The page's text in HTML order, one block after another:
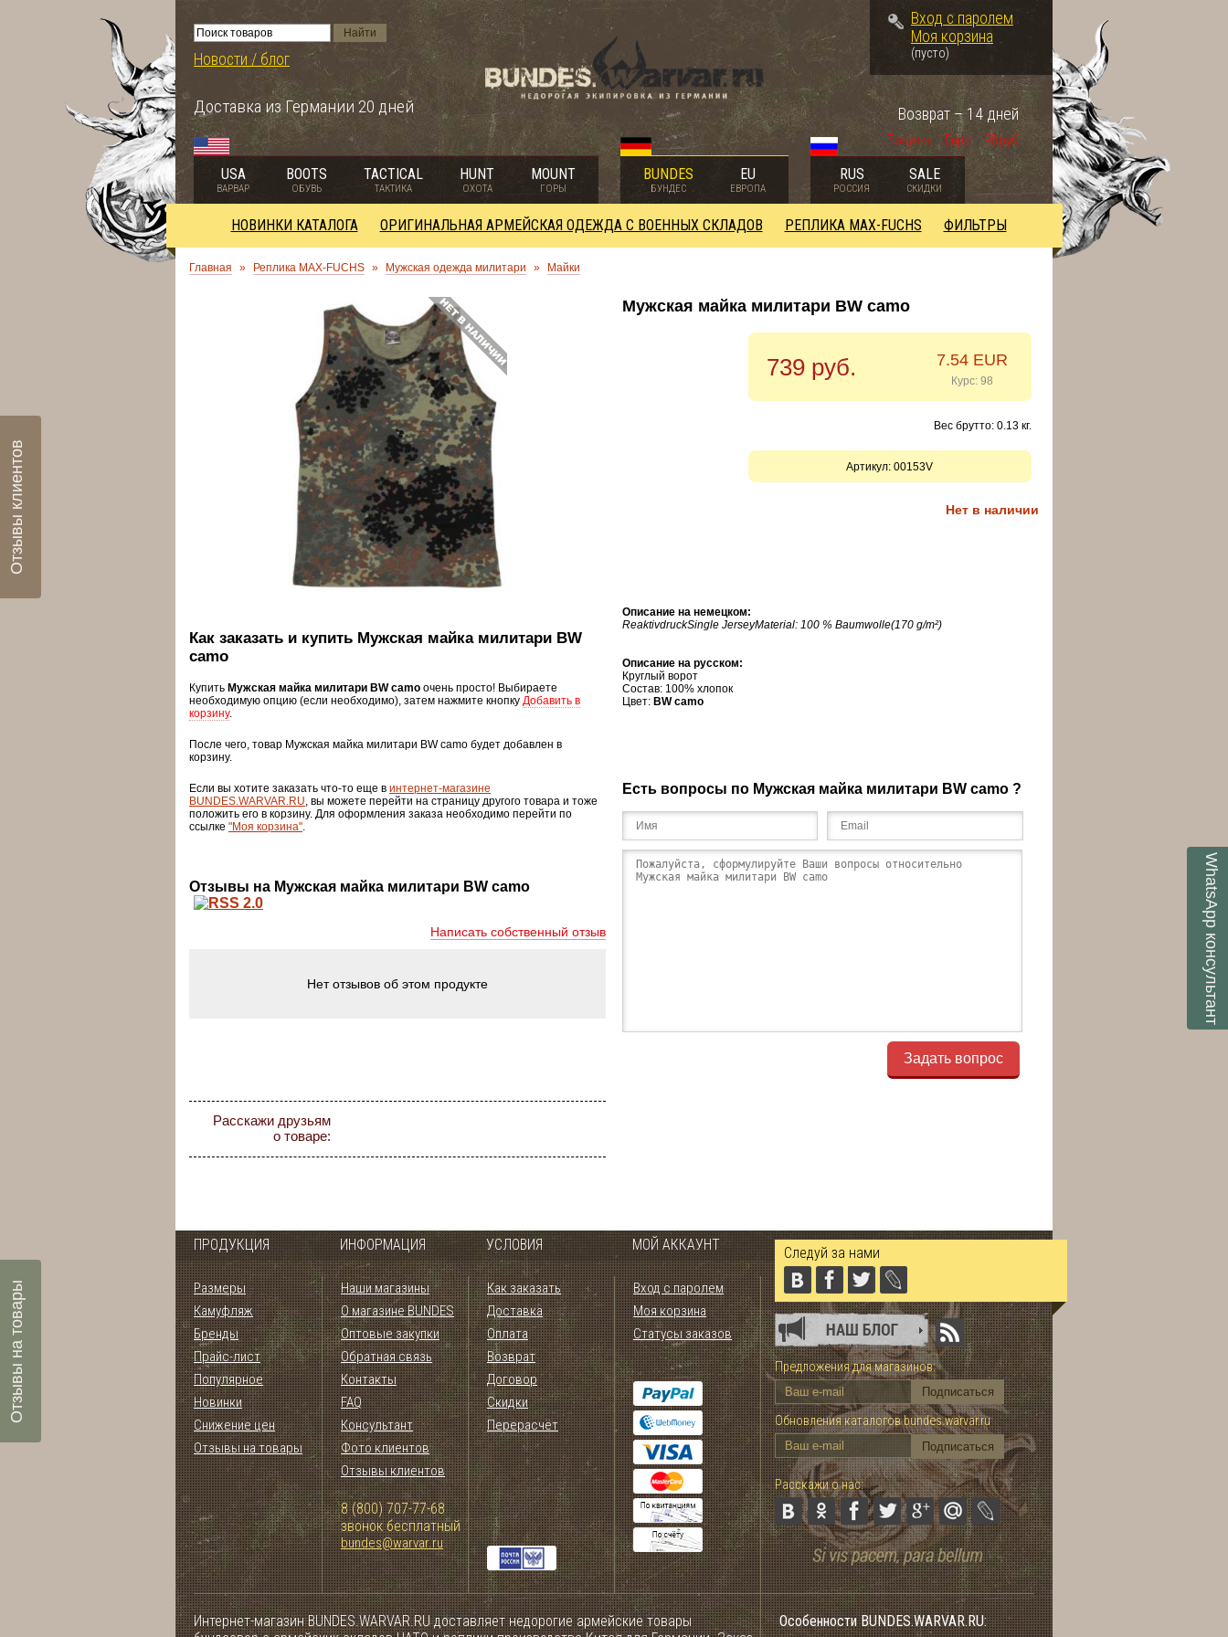
Новости / блог
Доставка из Германии 20 дней
Вход с паролем
Моя корзина
(пусто)
Покупка 1 Евро – 98 руб.
Возврат – 14 дней
USA
ВАРВАР
BOOTS
ОБУВЬ
TACTICAL
ТАКТИКА
HUNT
ОХОТА
MOUNT
ГОРЫ
BUNDES
БУНДЕС
EU
ЕВРОПА
RUS
РОССИЯ
SALE
СКИДКИ
НОВИНКИ КАТАЛОГА ОРИГИНАЛЬНАЯ АРМЕЙСКАЯ ОДЕЖДА С ВОЕННЫХ СКЛАДОВ РЕПЛИКА MAX-FUCHS ФИЛЬТРЫ
Главная » Реплика MAX-FUCHS » Мужская одежда милитари » Майки
Как заказать и купить Мужская майка милитари BW
camo
Купить Мужская майка милитари BW camo очень просто! Выбираете
необходимую опцию (если необходимо), затем нажмите кнопку Добавить в
корзину.
После чего, товар Мужская майка милитари BW camo будет добавлен в
корзину.
Если вы хотите заказать что-то еще в интернет-магазине
BUNDES.WARVAR.RU, вы можете перейти на страницу другого товара и тоже
положить его в корзину. Для оформления заказа необходимо перейти по
ссылке "Моя корзина".
Отзывы на Мужская майка милитари BW camo
Написать собственный отзыв
Нет отзывов об этом продукте
Расскажи друзьям
о товаре:
Мужская майка милитари BW camo
739 руб. 7.54 EUR
Курс: 98
Вес брутто: 0.13 кг.
Артикул: 00153V
Нет в наличии
Описание на немецком:
ReaktivdruckSingle JerseyMaterial: 100 % Baumwolle(170 g/m²)
Описание на русском:
Круглый ворот
Состав: 100% хлопок
Цвет: BW camo
Есть вопросы по Мужская майка милитари BW camo ?
Задать вопрос
ПРОДУКЦИЯ ИНФОРМАЦИЯ УСЛОВИЯ МОЙ АККАУНТ
Размеры
Камуфляж
Бренды
Прайс-лист
Популярное
Новинки
Снижение цен
Отзывы на товары
Наши магазины
О магазине BUNDES
Оптовые закупки
Обратная связь
Контакты
FAQ
Консультант
Фото клиентов
Отзывы клиентов
8 (800) 707-77-68
звонок бесплатный
bundes@warvar.ru
Как заказать
Доставка
Оплата
Возврат
Договор
Скидки
Перерасчёт
Вход с паролем
Моя корзина
Статусы заказов
Следуй за нами
Предложения для магазинов:
Обновления каталогов bundes.warvar.ru
Расскажи о нас:
Интернет-магазин BUNDES.WARVAR.RU доставляет недорогие армейские товары
Особенности BUNDES.WARVAR.RU:
WhatsApp
консультант
Отзывы клиентов
Отзывы на товары